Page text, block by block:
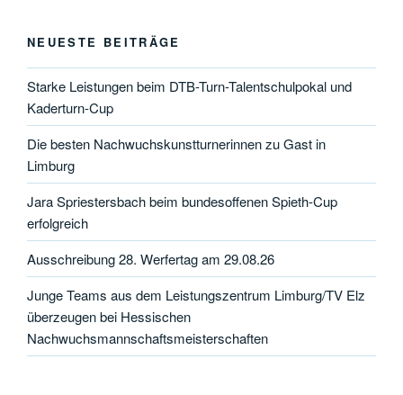
NEUESTE BEITRÄGE
Starke Leistungen beim DTB-Turn-Talentschulpokal und
Kaderturn-Cup
Die besten Nachwuchskunstturnerinnen zu Gast in
Limburg
Jara Spriestersbach beim bundesoffenen Spieth-Cup
erfolgreich
Ausschreibung 28. Werfertag am 29.08.26
Junge Teams aus dem Leistungszentrum Limburg/TV Elz
überzeugen bei Hessischen
Nachwuchsmannschaftsmeisterschaften